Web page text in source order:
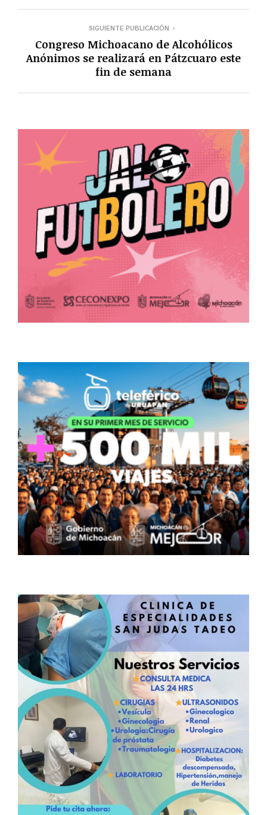
SIGUIENTE PUBLICACIÓN
Congreso Michoacano de Alcohólicos
Anónimos se realizará en Pátzcuaro este
fin de semana